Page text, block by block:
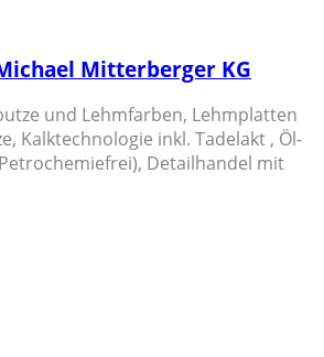
Mitterberger KG
und Lehmfarben, Lehmplatten
Kalktechnologie inkl. Tadelakt , Öl-
Detailhandel mit